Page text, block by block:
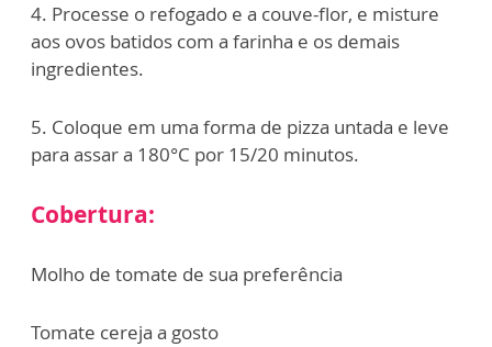
4. Processe o refogado e a couve-flor, e misture
aos ovos batidos com a farinha e os demais
ingredientes.
5. Coloque em uma forma de pizza untada e leve
para assar a 180°C por 15/20 minutos.
Cobertura:
Molho de tomate de sua preferência
Tomate cereja a gosto